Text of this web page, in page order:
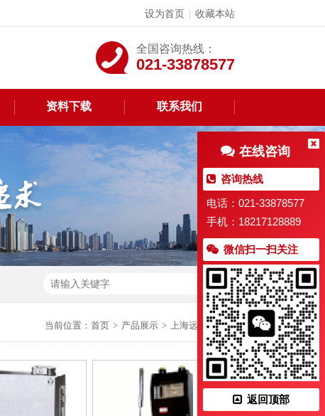
设为首页 收藏本站
全国咨询热线：
021-33878577
资料下载 联系我们
当前位置： 首页 > 产品展示 > 上海远东仪表厂
在线咨询
咨询热线
电话：021-33878577
手机：18217128889
微信扫一扫关注
返回顶部